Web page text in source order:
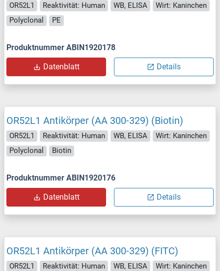
OR52L1 Reaktivität: Human WB, ELISA
Wirt: Kaninchen
Polyclonal
PE
Produktnummer ABIN1920178
Datenblatt Details
OR52L1 Antikörper (AA 300-329) (Biotin)
OR52L1 Reaktivität: Human WB, ELISA
Wirt: Kaninchen
Polyclonal
Biotin
Produktnummer ABIN1920176
Datenblatt Details
OR52L1 Antikörper (AA 300-329) (FITC)
OR52L1 Reaktivität: Human WB, ELISA
Wirt: Kaninchen